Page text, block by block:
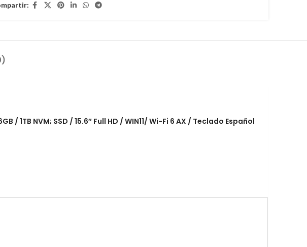
/ 1TB NVM; SSD / 15.6″ Full HD / WIN11/ Wi-Fi 6 AX / Teclado Español